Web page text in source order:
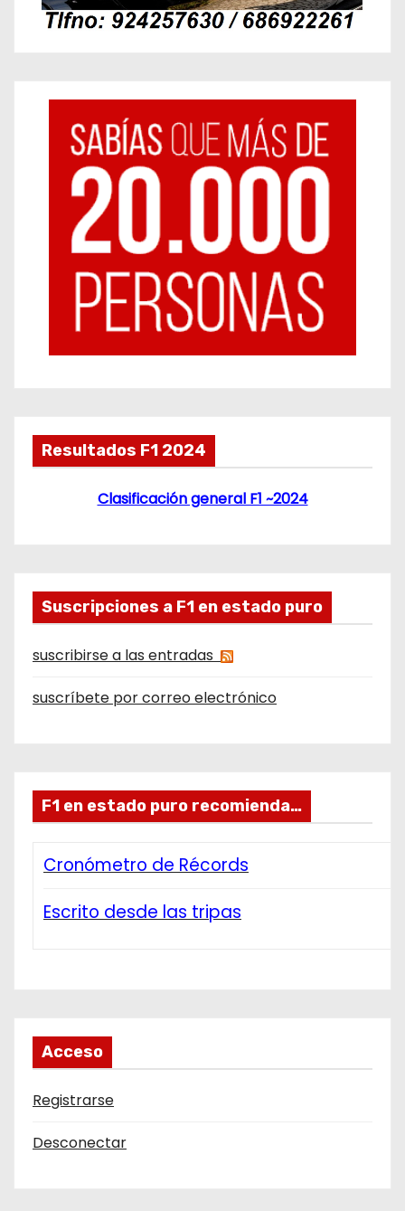
Resultados F1 2024
Clasificación general F1 ~2024
Suscripciones a F1 en estado puro
suscribirse a las entradas
suscríbete por correo electrónico
F1 en estado puro recomienda…
Cronómetro de Récords
Escrito desde las tripas
Acceso
Registrarse
Desconectar